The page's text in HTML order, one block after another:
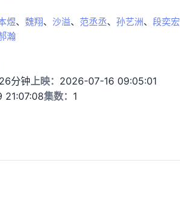
煜、 魏翔、 沙溢、 范丞丞、 孙艺洲、 段奕宏
瀚
分钟上映： 2026-07-16 09:05:01
集数： 1